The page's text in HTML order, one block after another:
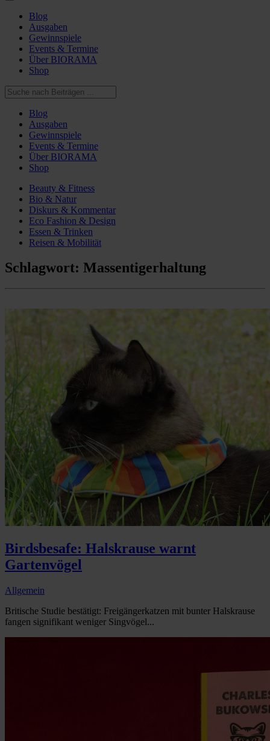
Blog
Ausgaben
Gewinnspiele
Events & Termine
Über BIORAMA
Shop
Blog
Ausgaben
Gewinnspiele
Events & Termine
Über BIORAMA
Shop
Beauty & Fitness
Bio & Natur
Diskurs & Kommentar
Eco Fashion & Design
Essen & Trinken
Reisen & Mobilität
Schlagwort: Massentigerhaltung
Birdsbesafe: Halskrause warnt
Gartenvögel
Allgemein
Britische Studie bestätigt: Freigängerkatzen mit bunter Halskrause
fangen signifikant weniger Singvögel...